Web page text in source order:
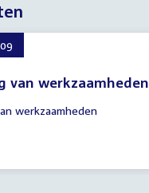
van werkzaamheden
werkzaamheden